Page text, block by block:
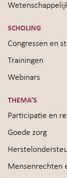
SCHOLING
Congressen en
Trainingen
Webinars
THEMA’S
Participatie en
Goede zorg
Mensenrechten